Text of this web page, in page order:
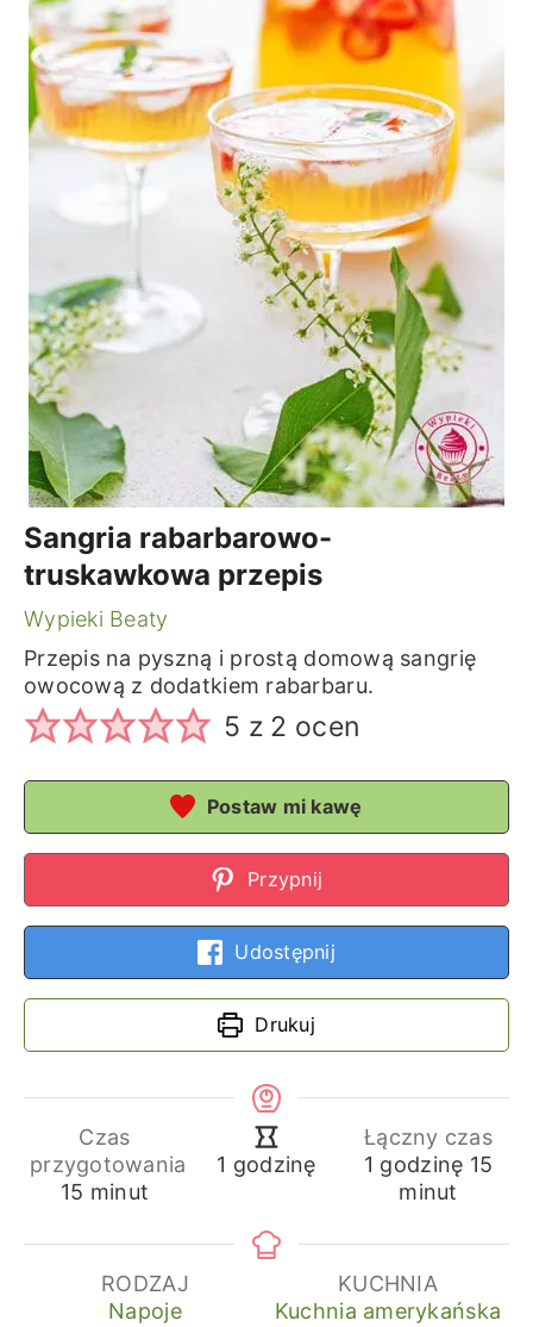
Sangria rabarbarowo-
truskawkowa przepis
Wypieki Beaty
Przepis na pyszną i prostą domową sangrię
owocową z dodatkiem rabarbaru.
5 z 2 ocen
Postaw mi kawę
Przypnij
Udostępnij
Drukuj
Czas
przygotowania
15 minuty
minut
1 godzina
godzinę
Łączny czas
1 godzina
godzinę 15
minut
RODZAJ
Napoje
KUCHNIA
Kuchnia amerykańska